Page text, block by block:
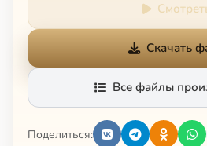
Скачать
Все файлы
Поделиться: